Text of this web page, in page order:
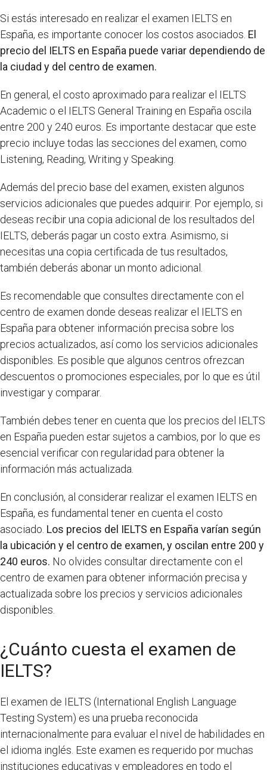
Si estás interesado en realizar el examen IELTS en
España, es importante conocer los costos asociados. El
precio del IELTS en España puede variar dependiendo de
la ciudad y del centro de examen.
En general, el costo aproximado para realizar el IELTS
Academic o el IELTS General Training en España oscila
entre 200 y 240 euros. Es importante destacar que este
precio incluye todas las secciones del examen, como
Listening, Reading, Writing y Speaking.
Además del precio base del examen, existen algunos
servicios adicionales que puedes adquirir. Por ejemplo, si
deseas recibir una copia adicional de los resultados del
IELTS, deberás pagar un costo extra. Asimismo, si
necesitas una copia certificada de tus resultados,
también deberás abonar un monto adicional.
Es recomendable que consultes directamente con el
centro de examen donde deseas realizar el IELTS en
España para obtener información precisa sobre los
precios actualizados, así como los servicios adicionales
disponibles. Es posible que algunos centros ofrezcan
descuentos o promociones especiales, por lo que es útil
investigar y comparar.
También debes tener en cuenta que los precios del IELTS
en España pueden estar sujetos a cambios, por lo que es
esencial verificar con regularidad para obtener la
información más actualizada.
En conclusión, al considerar realizar el examen IELTS en
España, es fundamental tener en cuenta el costo
asociado. Los precios del IELTS en España varían según
la ubicación y el centro de examen, y oscilan entre 200 y
240 euros. No olvides consultar directamente con el
centro de examen para obtener información precisa y
actualizada sobre los precios y servicios adicionales
disponibles.
¿Cuánto cuesta el examen de
IELTS?
El examen de IELTS (International English Language
Testing System) es una prueba reconocida
internacionalmente para evaluar el nivel de habilidades en
el idioma inglés. Este examen es requerido por muchas
instituciones educativas y empleadores en todo el